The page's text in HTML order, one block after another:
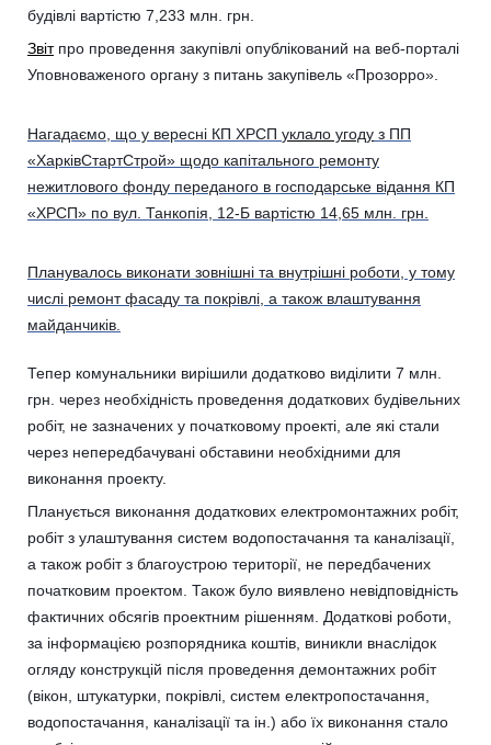
будівлі вартістю 7,233 млн. грн.
Звітпро проведення закупівлі опублікований на веб-порталі
Уповноваженого органу з питань закупівель «Прозорро».
Нагадаємо, що у вересні КП ХРСП уклало угоду з ПП
«ХарківСтартСтрой» щодо капітального ремонту
нежитлового фонду переданого в господарське відання КП
«ХРСП» по вул. Танкопія, 12-Б вартістю 14,65 млн. грн.
Планувалось виконати зовнішні та внутрішні роботи, у тому
числі ремонт фасаду та покрівлі, а також влаштування
майданчиків.
Тепер комунальники вирішили додатково виділити 7 млн.
грн. через необхідність проведення додаткових будівельних
робіт, не зазначених у початковому проекті, але які стали
через непередбачувані обставини необхідними для
виконання проекту.
Планується виконання додаткових електромонтажних робіт,
робіт з улаштування систем водопостачання та каналізації,
а також робіт з благоустрою території, не передбачених
початковим проектом. Також було виявлено невідповідність
фактичних обсягів проектним рішенням. Додаткові роботи,
за інформацією розпорядника коштів, виникли внаслідок
огляду конструкцій після проведення демонтажних робіт
(вікон, штукатурки, покрівлі, систем електропостачання,
водопостачання, каналізації та ін.) або їх виконання стало